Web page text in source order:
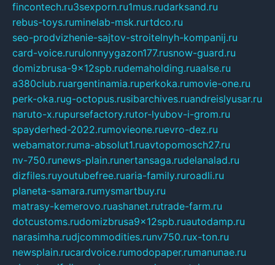
fincontech.ru3sexporn.ru1mus.rudarksand.ru
rebus-toys.ruminelab-msk.rurtdco.ru
seo-prodvizhenie-sajtov-stroitelnyh-kompanij.ru
card-voice.rurulonnyygazon177.rusnow-guard.ru
domizbrusa-9x12spb.rudemaholding.ruaalse.ru
a380club.ruargentinamia.ruperkoka.rumovie-one.ru
perk-oka.rug-octopus.rusibarchives.ruandreislyusar.ru
naruto-x.rupursefactory.rutor-lyubov-i-grom.ru
spayderhed-2022.rumovieone.ruevro-dez.ru
webamator.ruma-absolut1.ruavtopomosch27.ru
nv-750.runews-plain.runertansaga.rudelanalad.ru
dizfiles.ruyoutubefree.ruaria-family.ruroadli.ru
planeta-samara.rumysmartbuy.ru
matrasy-kemerovo.ruashanet.rutrade-farm.ru
dotcustoms.rudomizbrusa9x12spb.ruautodamp.ru
narasimha.rudjcommodities.runv750.rux-ton.ru
newsplain.rucardvoice.rumodopaper.rumanunae.ru